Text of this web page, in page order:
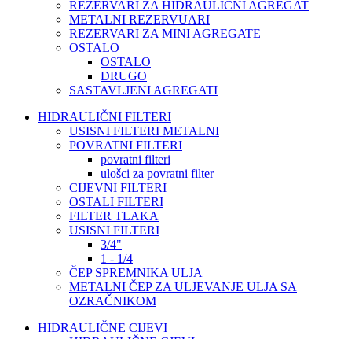
REZERVARI ZA HIDRAULIČNI AGREGAT
METALNI REZERVUARI
REZERVARI ZA MINI AGREGATE
OSTALO
OSTALO
DRUGO
SASTAVLJENI AGREGATI
HIDRAULIČNI FILTERI
USISNI FILTERI METALNI
POVRATNI FILTERI
povratni filteri
ulošci za povratni filter
CIJEVNI FILTERI
OSTALI FILTERI
FILTER TLAKA
USISNI FILTERI
3/4"
1 - 1/4
ČEP SPREMNIKA ULJA
METALNI ČEP ZA ULJEVANJE ULJA SA
OZRAČNIKOM
HIDRAULIČNE CIJEVI